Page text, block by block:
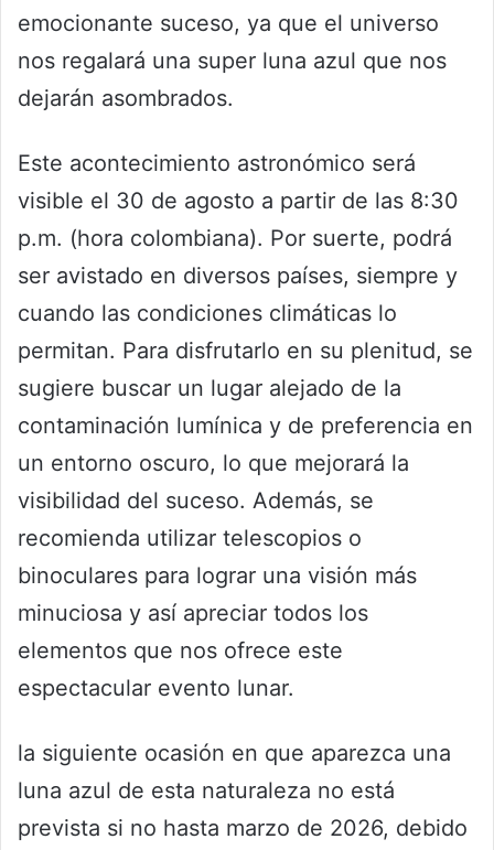
emocionante suceso, ya que el universo
nos regalará una super luna azul que nos
dejarán asombrados.
Este acontecimiento astronómico será
visible el 30 de agosto a partir de las 8:30
p.m. (hora colombiana). Por suerte, podrá
ser avistado en diversos países, siempre y
cuando las condiciones climáticas lo
permitan. Para disfrutarlo en su plenitud, se
sugiere buscar un lugar alejado de la
contaminación lumínica y de preferencia en
un entorno oscuro, lo que mejorará la
visibilidad del suceso. Además, se
recomienda utilizar telescopios o
binoculares para lograr una visión más
minuciosa y así apreciar todos los
elementos que nos ofrece este
espectacular evento lunar.
la siguiente ocasión en que aparezca una
luna azul de esta naturaleza no está
prevista si no hasta marzo de 2026, debido